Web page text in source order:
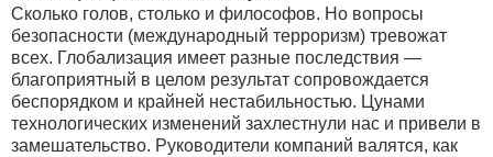
Сколько голов, столько и философов. Но вопросы
безопасности (международный терроризм) тревожат
всех. Глобализация имеет разные последствия —
благоприятный в целом результат сопровождается
беспорядком и крайней нестабильностью. Цунами
технологических изменений захлестнули нас и привели в
замешательство. Руководители компаний валятся, как